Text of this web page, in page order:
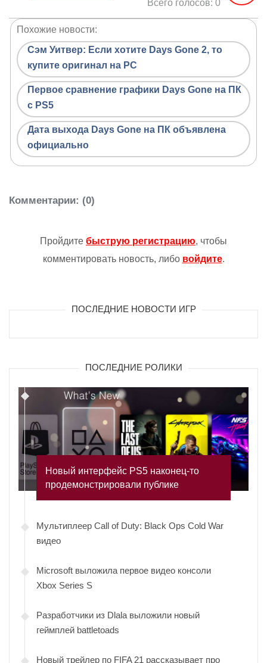
Всего голосов: 0
Похожие новости:
Сэм Уитвер: Если хотите Days Gone 2, то
купите оригинал на PC
Первое сравнение графики Days Gone на ПК
с PS5
Дата выхода Days Gone на ПК объявлена
официально
Комментарии: (0)
Пройдите быструю регистрацию, чтобы
комментировать новость, либо войдите.
ПОСЛЕДНИЕ НОВОСТИ ИГР
ПОСЛЕДНИЕ РОЛИКИ
Новый интерфейс PS5 наконец-то
продемонстрировали публике
Мультиплеер Call of Duty: Black Ops Cold War
видео
Microsoft выложила первое видео консоли
Xbox Series S
Разработчики из Dlala выложили новый
геймплей battletoads
Новый трейлер по FIFA 21 рассказывает про